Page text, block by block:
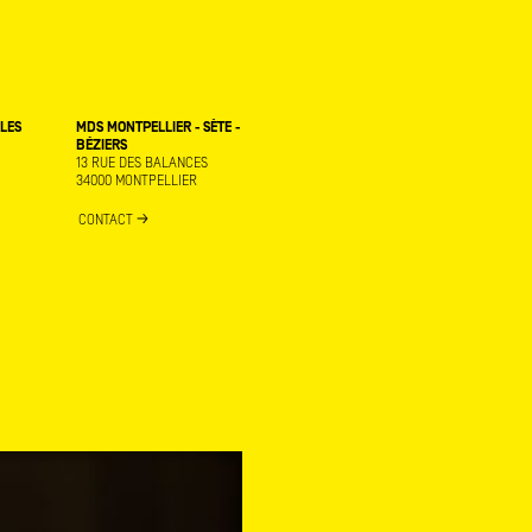
MDS MONTPELLIER - SÈTE -
BÉZIERS
13 RUE DES BALANCES
34000 MONTPELLIER
CONTACT